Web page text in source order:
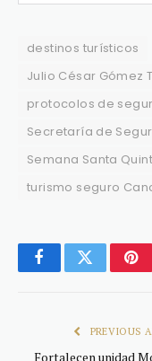
destinos turísticos
Julio César Gómez
protocolos de
Secretaría de
Semana Santa
turismo seguro
FacebookTwitter
PREVIOUS
Fortalecen unidad